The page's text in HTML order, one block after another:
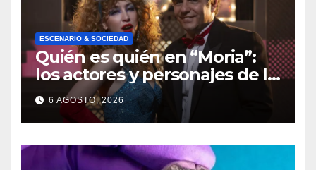
ESCENARIO & SOCIEDAD
Quién es quién en “Moria”:
los actores y personajes de la
serie
6 AGOSTO, 2026